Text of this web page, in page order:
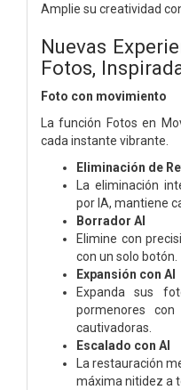
Amplie su creatividad
Nuevas
Fotos,
Foto con movimiento
La función Fotos en
cada instante vibrante.
Eliminación de
La eliminación
por IA, mantiene
Borrador AI
Elimine con
con un solo botón.
Expansión con AI
Expanda sus
pormenores
cautivadoras.
Escalado con AI
La restauración
máxima nitidez a